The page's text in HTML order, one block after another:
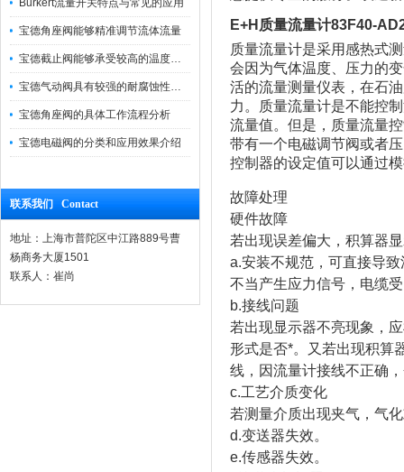
Burkert流量开关特点与常见的应用
宝德角座阀能够精准调节流体流量
宝德截止阀能够承受较高的温度和压力
宝德气动阀具有较强的耐腐蚀性和抗震性
宝德角座阀的具体工作流程分析
宝德电磁阀的分类和应用效果介绍
联系我们 Contact
地址：上海市普陀区中江路889号曹
杨商务大厦1501
联系人：崔尚
E+H质量流量计83F40-
质量流量计是采用感热式
会因为气体温度、压力的
活的流量测量仪表，在石
力。质量流量计是不能控
流量值。但是，质量流量
带有一个电磁调节阀或者
控制器的设定值可以通过
故障处理
硬件故障
若出现误差偏大，积算器
a.安装不规范，可直接导
不当产生应力信号，电缆
b.接线问题
若出现显示器不亮现象，
形式是否*。又若出现积算
线，因流量计接线不正确
c.工艺介质变化
若测量介质出现夹气，气
d.变送器失效。
e.传感器失效。